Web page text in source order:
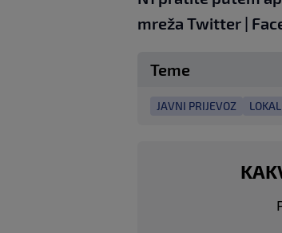
mreža Twitter |
Teme
JAVNI PRIJEVOZ